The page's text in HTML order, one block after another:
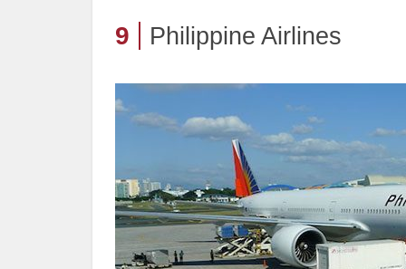
9 Philippine Airlines